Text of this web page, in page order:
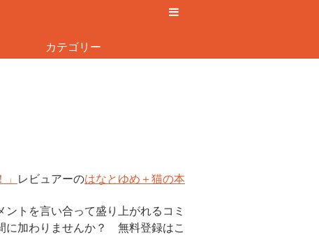
カテゴリー
レビュアーのはなとゆめ＋猫の本
トを言い合って盛り上がれるコミ
に加わりませんか？ 無料登録はこ